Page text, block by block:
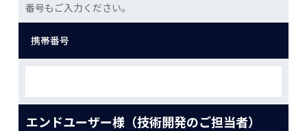
番号もご入力ください。
携帯番号
エンドユーザー様（技術開発のご担当者）